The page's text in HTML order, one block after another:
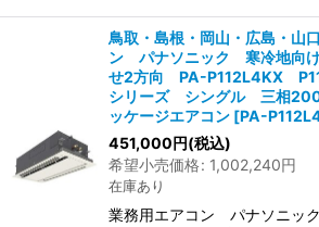
鳥取・島根・岡山・広島・山
ン パナソニック 寒冷地向
せ2方向 PA-P112L4KX
シリーズ シングル 三相
ッケージエアコン [PA-
451,000円(税込)
希望小売価格: 1,002,240円
在庫あり
業務用エアコン パナソニッ